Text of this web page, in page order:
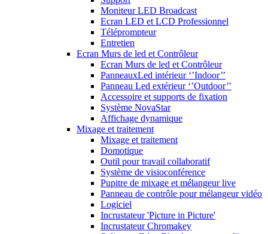
Moniteur LED Broadcast
Ecran LED et LCD Professionnel
Téléprompteur
Entretien
Ecran Murs de led et Contrôleur
Ecran Murs de led et Contrôleur
PanneauxLed intérieur ‘’Indoor’’
Panneau Led extérieur ‘’Outdoor’’
Accessoire et supports de fixation
Système NovaStar
Affichage dynamique
Mixage et traitement
Mixage et traitement
Domotique
Outil pour travail collaboratif
Système de visioconférence
Pupitre de mixage et mélangeur live
Panneau de contrôle pour mélangeur vidéo
Logiciel
Incrustateur 'Picture in Picture'
Incrustateur Chromakey